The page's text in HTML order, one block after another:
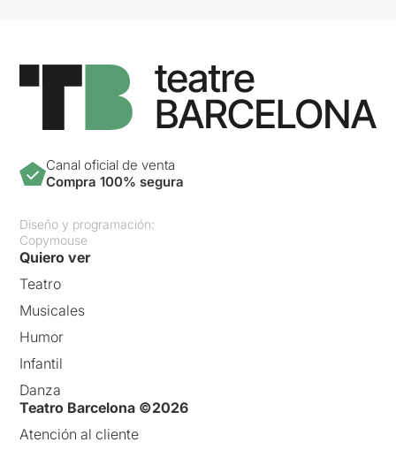
Canal oficial de venta
Compra 100% segura
Diseño y programación:
Copymouse
Quiero ver
Teatro
Musicales
Humor
Infantil
Danza
Teatro Barcelona ©2026
Atención al cliente